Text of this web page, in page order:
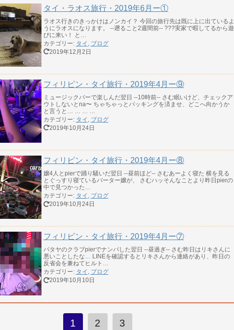
タイ・ラオス旅行・2019年6月ー①
ラオス行きのきっかけはノンカイ？ 今回の旅行先は既に上に出ているよ
うにラオスになります。 --遡ること2週間前-- ???実家で暇してるから遊
びに来い！ と…
カテゴリー: タイ
ブログ
2019年12月2日
フィリピン・タイ旅行・2019年4月ー⑨
ミュージックバーで楽しんだ翌日 --10時前-- さむ眠いけど、チェックア
ウトしないとna〜 ちゃちゃっとパッキングを済ませ、どこへ向かうか
と言うと… … … …
カテゴリー: タイ
ブログ
2019年10月24日
フィリピン・タイ旅行・2019年4月ー⑧
嬢4人とpierで踊り騒いだ翌日 --昼前ほど-- さむあーよく寝た 横を見る
とぐっすり寝ているバーター嬢が、 さむハッそんなことより昨日pierの
中で見つかった…
カテゴリー: タイ , ブログ
2019年10月24日
フィリピン・タイ旅行・2019年4月ー⑦
パタヤのクラブpierでナンパした翌日 --昼過ぎ-- さむ昨日はリキさんに
悪いことしたな… LINEを確認するとリキさんから連絡があり、昨日の
反省会を兼ねてヒルト…
カテゴリー: タイ , ブログ
2019年10月10日
1 2 3